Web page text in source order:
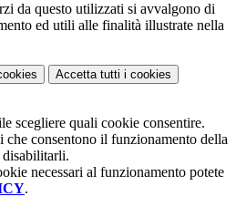
da questo utilizzati si avvalgono di
ed utili alle finalità illustrate nella
Accetta tutti i cookies
scegliere quali cookie consentire.
che consentono il funzionamento della
disabilitarli.
necessari al funzionamento potete
.